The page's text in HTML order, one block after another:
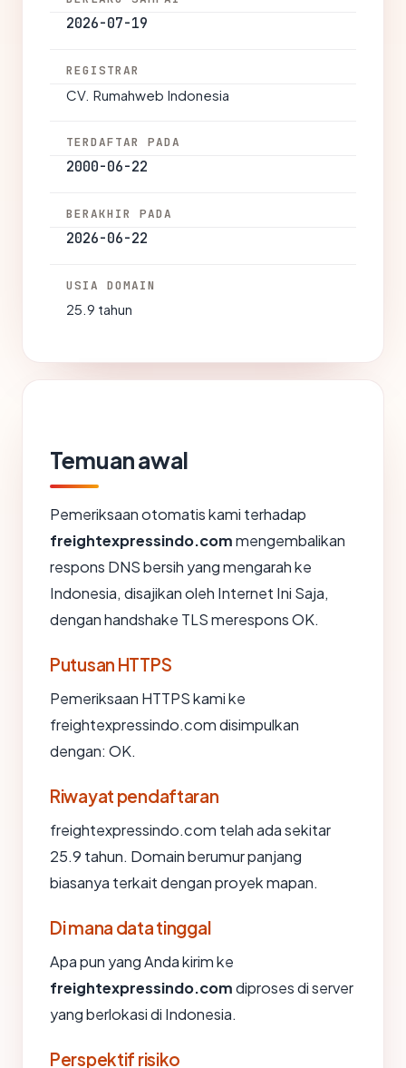
2026-07-19
REGISTRAR
CV. Rumahweb Indonesia
TERDAFTAR PADA
2000-06-22
BERAKHIR PADA
2026-06-22
USIA DOMAIN
25.9 tahun
Temuan awal
Pemeriksaan otomatis kami terhadap
freightexpressindo.commengembalikan
respons DNS bersih yang mengarah ke
Indonesia, disajikan oleh Internet Ini Saja,
dengan handshake TLS merespons OK.
Putusan HTTPS
Pemeriksaan HTTPS kami ke
freightexpressindo.com disimpulkan
dengan: OK.
Riwayat pendaftaran
freightexpressindo.com telah ada sekitar
25.9 tahun. Domain berumur panjang
biasanya terkait dengan proyek mapan.
Di mana data tinggal
Apa pun yang Anda kirim ke
freightexpressindo.comdiproses di server
yang berlokasi di Indonesia.
Perspektif risiko